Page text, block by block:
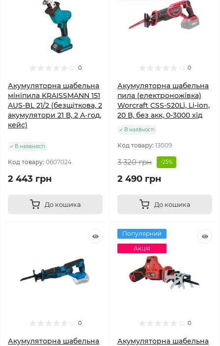
0
Акумуляторна шабельна
мініпила KRAISSMANN 151
AUS-BL 21/2 (безщіткова, 2
акумулятори 21 В, 2 А·год,
кейс)
В наявності
Код товару: 0607024
2 443 грн
До кошика
0
Акумуляторна шабельна
пила (електроножівка)
Worcraft CSS-S20Li, Li-ion,
20 В, без акк, 0-3000 хід
В наявності
Код товару: 13009
3 320 грн -25%
2 490 грн
До кошика
0
Акумуляторна шабельна
Популярний
Акція
0
Акумуляторна шабельна